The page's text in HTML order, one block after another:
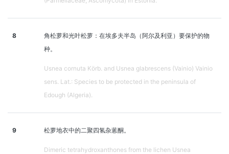
8
角松萝和光叶松萝：在埃多夫半岛（阿尔及利亚）要保护的物
种。
Usnea cornuta Körb. and Usnea glabrescens (Vainio) Vainio
sens. Lat.: Species to be protected in the peninsula of
Edough (Algeria).
9 松萝地衣中的二聚四氢杂蒽酮。
Dimeric tetrahydroxanthones from the lichen Usnea